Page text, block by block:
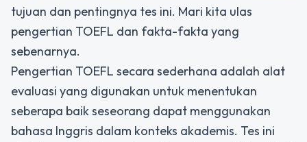
tujuan dan pentingnya tes ini. Mari kita ulas
pengertian TOEFL dan fakta-fakta yang
sebenarnya.
Pengertian TOEFL secara sederhana adalah alat
evaluasi yang digunakan untuk menentukan
seberapa baik seseorang dapat menggunakan
bahasa Inggris dalam konteks akademis. Tes ini